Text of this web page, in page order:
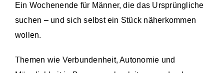
Ein Wochenende für Männer, die das Ursprüngliche
suchen – und sich selbst ein Stück näherkommen
wollen.
Themen wie Verbundenheit, Autonomie und